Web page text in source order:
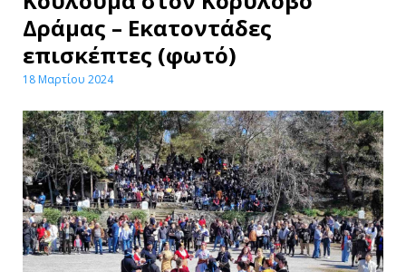
Δράμας – Εκατοντάδες
επισκέπτες (φωτό)
18 Μαρτίου 2024